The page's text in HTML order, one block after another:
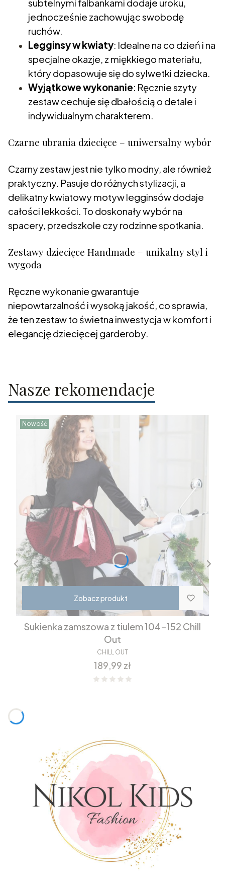
subtelnymi falbankami dodaje uroku,
jednocześnie zachowując swobodę
ruchów.
Legginsy w kwiaty: Idealne na co dzień i na
specjalne okazje, z miękkiego materiału,
który dopasowuje się do sylwetki dziecka.
Wyjątkowe wykonanie: Ręcznie szyty
zestaw cechuje się dbałością o detale i
indywidualnym charakterem.
Czarne ubrania dziecięce – uniwersalny wybór
Czarny zestaw jest nie tylko modny, ale również
praktyczny. Pasuje do różnych stylizacji, a
delikatny kwiatowy motyw legginsów dodaje
całości lekkości. To doskonały wybór na
spacery, przedszkole czy rodzinne spotkania.
Zestawy dziecięce Handmade – unikalny styl i
wygoda
Ręczne wykonanie gwarantuje
niepowtarzalność i wysoką jakość, co sprawia,
że ten zestaw to świetna inwestycja w komfort i
elegancję dziecięcej garderoby.
Nasze rekomendacje
Nowość
Zobacz produkt
Sukienka zamszowa z tiulem 104-152 Chill
Out
CHILL OUT
Cena
189,99 zł